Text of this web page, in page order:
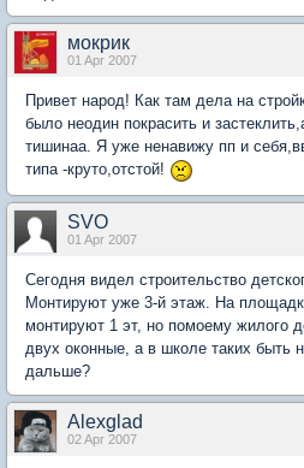
мокрик
01 Apr 2007
Привет народ! Как там дела на
было неодин покрасить и
тишинаа. Я уже ненавижу пп и
типа -круто,отстой!
SVO
01 Apr 2007
Сегодня видел строительство
Монтируют уже 3-й этаж. На
монтируют 1 эт, но помоему жилого
двух оконные, а в школе таких быть
дальше?
Alexglad
02 Apr 2007